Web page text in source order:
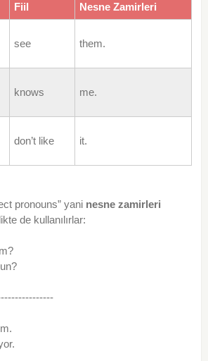
Fiil Nesne Zamirleri
see them.
knows me.
don’t like it.
pronouns” yani nesne zamirleri
de kullanılırlar: